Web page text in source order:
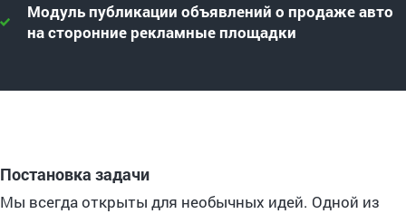
Модуль публикации объявлений о продаже авто
на сторонние рекламные площадки
Постановка задачи
Мы всегда открыты для необычных идей. Одной из